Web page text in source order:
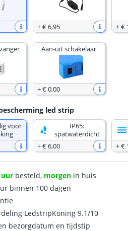
+€ 6,95 +€
Aan-uit schakelaar
+€ 0,00
led strip
voor
IP65:
spatwaterdicht
+€ 6,00
+€
uur besteld, morgen in huis
binnen 100 dagen
LedstripKoning 9.1/10
bezorgdatum en tijdstip